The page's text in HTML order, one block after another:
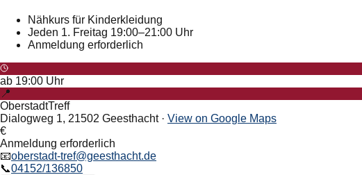
Nähkurs für Kinderkleidung
Jeden 1. Freitag 19:00–21:00 Uhr
Anmeldung erforderlich
ab 19:00 Uhr
📍
OberstadtTreff
Dialogweg 1, 21502 Geesthacht· View on Google Maps
€
Anmeldung erforderlich
📧oberstadt-tref@geesthacht.de
📞04152/136850